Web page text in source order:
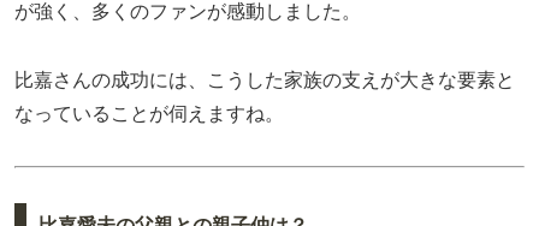
が強く、多くのファンが感動しました。
比嘉さんの成功には、こうした家族の支えが大きな要素と
なっていることが伺えますね。